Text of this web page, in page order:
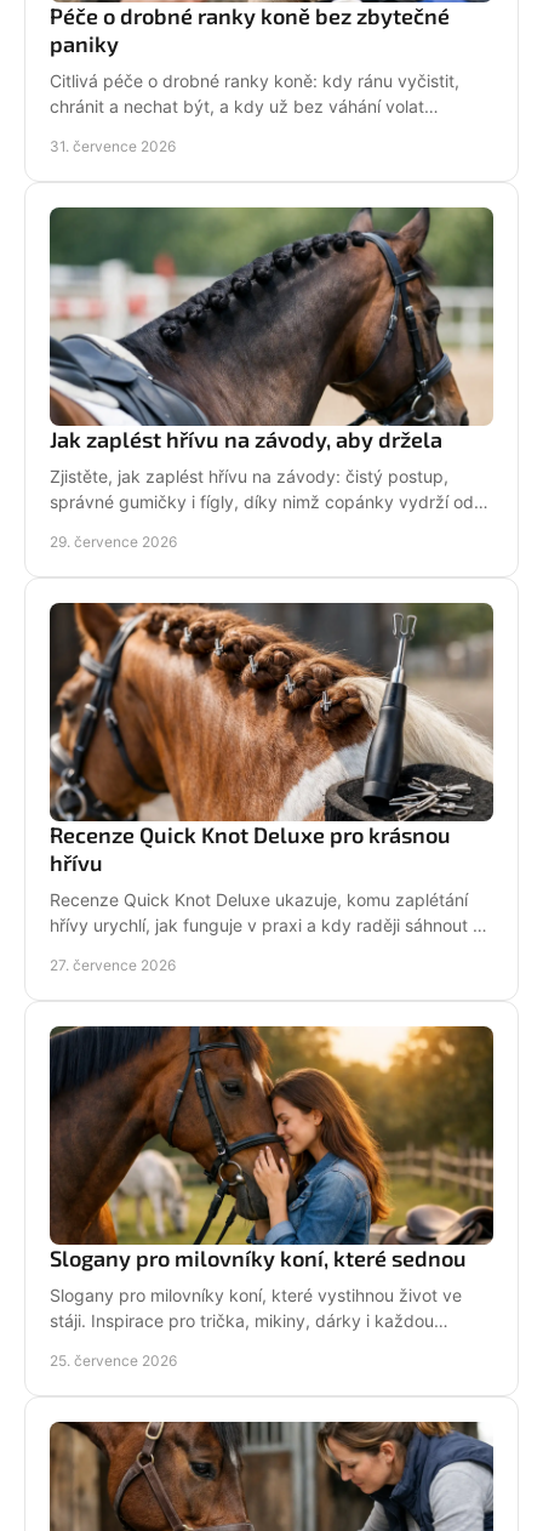
Péče o drobné ranky koně bez zbytečné
paniky
Citlivá péče o drobné ranky koně: kdy ránu vyčistit,
chránit a nechat být, a kdy už bez váhání volat
31. července 2026
Jak zaplést hřívu na závody, aby držela
Zjistěte, jak zaplést hřívu na závody: čistý postup,
správné gumičky i fígly, díky nimž copánky vydrží od
29. července 2026
Recenze Quick Knot Deluxe pro krásnou
hřívu
Recenze Quick Knot Deluxe ukazuje, komu zaplétání
hřívy urychlí, jak funguje v praxi a kdy raději sáhnout po
27. července 2026
Slogany pro milovníky koní, které sednou
Slogany pro milovníky koní, které vystihnou život ve
stáji. Inspirace pro trička, mikiny, dárky i každou
25. července 2026